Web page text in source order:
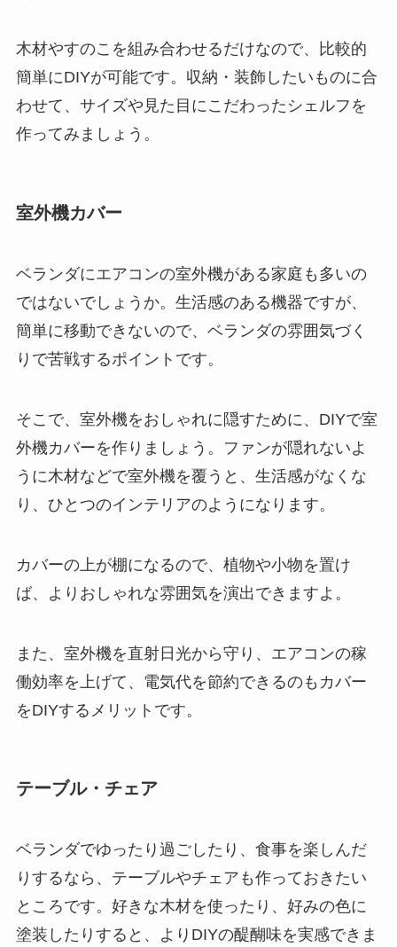
木材やすのこを組み合わせるだけなので、比較的
簡単にDIYが可能です。収納・装飾したいものに合
わせて、サイズや見た目にこだわったシェルフを
作ってみましょう。
室外機カバー
ベランダにエアコンの室外機がある家庭も多いの
ではないでしょうか。生活感のある機器ですが、
簡単に移動できないので、ベランダの雰囲気づく
りで苦戦するポイントです。
そこで、室外機をおしゃれに隠すために、DIYで室
外機カバーを作りましょう。
ファンが隠れないよ
うに木材などで室外機を覆うと、生活感がなくな
り、ひとつのインテリアのようになります。
カバーの上が棚になるので、植物や小物を置け
ば、よりおしゃれな雰囲気を演出できますよ。
また、室外機を直射日光から守り、エアコンの稼
働効率を上げて、電気代を節約できるのもカバー
をDIYするメリットです。
テーブル・チェア
ベランダでゆったり過ごしたり、食事を楽しんだ
りするなら、テーブルやチェアも作っておきたい
ところです。 好きな木材を使ったり、好みの色に
塗装したりすると、よりDIYの醍醐味を実感できま